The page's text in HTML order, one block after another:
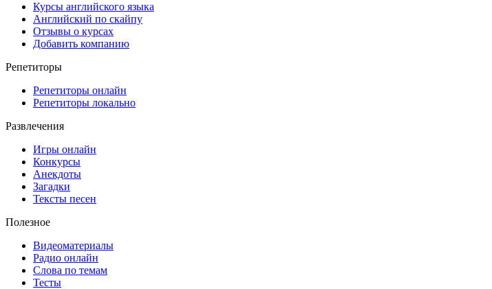
Курсы английского языка
Английский по скайпу
Отзывы о курсах
Добавить компанию
Репетиторы
Репетиторы онлайн
Репетиторы локально
Развлечения
Игры онлайн
Конкурсы
Анекдоты
Загадки
Тексты песен
Полезное
Видеоматериалы
Радио онлайн
Слова по темам
Тесты